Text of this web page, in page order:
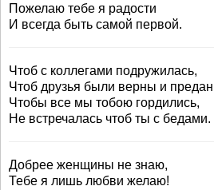
Пожелаю тебе я радости
И всегда быть самой первой.
Чтоб с коллегами подружилась,
Чтоб друзья были верны и
Чтобы все мы тобою гордились,
Не встречалась чтоб ты с бедами.
Добрее женщины не знаю,
Тебе я лишь любви желаю!